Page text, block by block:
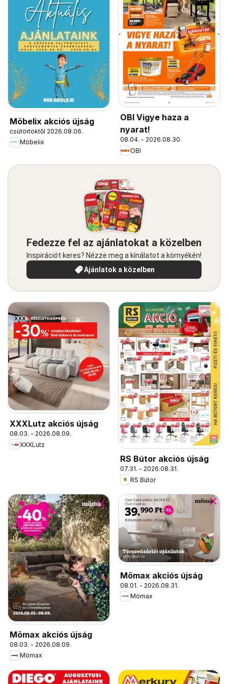
Möbelix akciós újság
csütörtöktől 2026.08.06.
Möbelix
OBI Vigye haza a
nyarat!
08.04. - 2026.08.30.
OBI
Fedezze fel az ajánlatokat a közelben
Inspirációt keres? Nézze meg a kínálatot a környékén!
Ajánlatok a közelben
XXXLutz akciós újság
08.03. - 2026.08.09.
XXXLutz
RS Bútor akciós újság
07.31. - 2026.08.31.
RS Bútor
Mömax akciós újság
08.03. - 2026.08.09.
Mömax
Mömax akciós újság
08.01. - 2026.08.31.
Mömax